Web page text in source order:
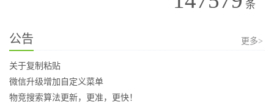
条
公告 更多>
关于复制粘贴
微信升级增加自定义菜单
物竞搜索算法更新，更准，更快！